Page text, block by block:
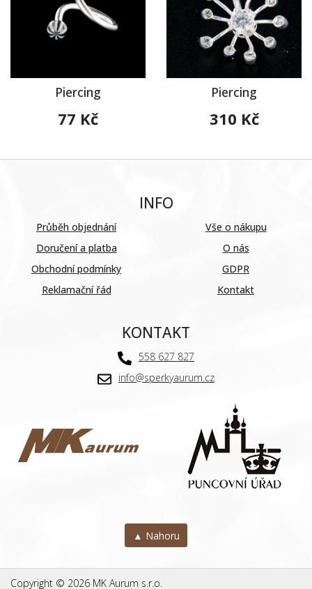
Piercing
77 Kč
Piercing
310 Kč
INFO
Průběh objednání
Doručení a platba
Obchodní podmínky
Reklamační řád
Vše o nákupu
O nás
GDPR
Kontakt
KONTAKT
558 627 827
info@sperkyaurum.cz
▲ Nahoru
Copyright © 2026 MK Aurum s.r.o.